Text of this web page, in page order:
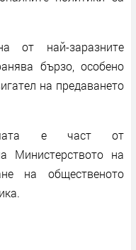
от най-заразните
бързо, особено
на предаването
е част от
Министерството на
на общественото